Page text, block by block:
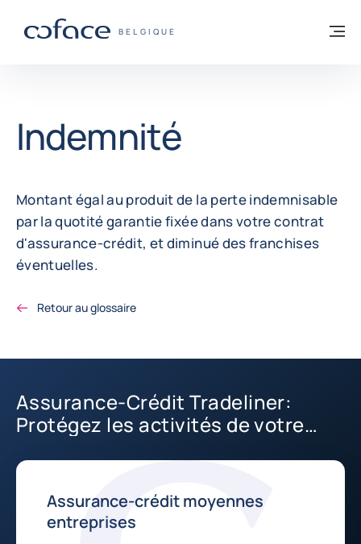
COFACE, FOR TRADE - PAGE D'ACCUEIL
BELGIQUE
Retour à la page d'accueil
Indemnité
Montant égal au produit de la perte indemnisable
par la quotité garantie fixée dans votre contrat
d'assurance-crédit, et diminué des franchises
éventuelles.
Retour au glossaire
Assurance-Crédit Tradeliner:
Protégez les activités de votre
Assurance-crédit moyennes
entreprises